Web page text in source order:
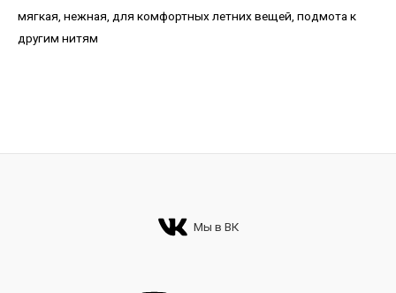
мягкая, нежная, для комфортных летних вещей, подмота к
другим нитям
Мы в ВК